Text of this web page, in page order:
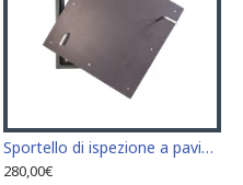
Sportello di ispezione a pavimento 500 mm x 500 mm con 2 serrature
280,00€